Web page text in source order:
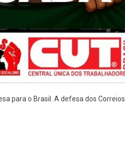
para o Brasil. A defesa dos